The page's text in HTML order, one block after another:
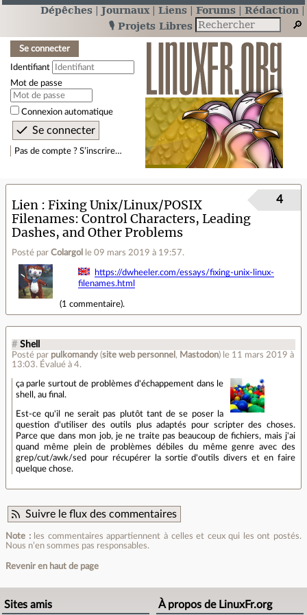
Dépêches Journaux Liens Forums
Rédaction
🎙️ Projets Libres
Se connecter
Identifiant
Mot de passe
Connexion automatique
Pas de compte ? S’inscrire…
Lien
Fixing Unix/Linux/POSIX
Filenames: Control Characters, Leading
Dashes, and Other Problems
Posté par Colargol le 09 mars 2019 à 19:57.
4
https://dwheeler.com/essays/fixing-unix-linux-
filenames.html
(1 commentaire).
# Shell
Posté par pulkomandy (site web personnel , Mastodon) le 11 mars 2019 à
13:03. Évalué à 4.
ça parle surtout de problèmes d'échappement dans le
shell, au final.
Est-ce qu'il ne serait pas plutôt tant de se poser la
question d'utiliser des outils plus adaptés pour scripter des choses.
Parce que dans mon job, je ne traite pas beaucoup de fichiers, mais j'ai
quand même plein de problèmes débiles du même genre avec des
grep/cut/awk/sed pour récupérer la sortie d'outils divers et en faire
quelque chose.
Suivre le flux des commentaires
Note :les commentaires appartiennent à celles et ceux qui les ont postés.
Nous n’en sommes pas responsables.
Revenir en haut de page
Sites amis À propos de LinuxFr.org